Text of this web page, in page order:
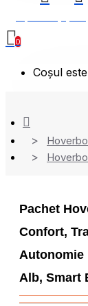
0
Coșul
Pachet
Confort,
Autonomie
Alb, Smart